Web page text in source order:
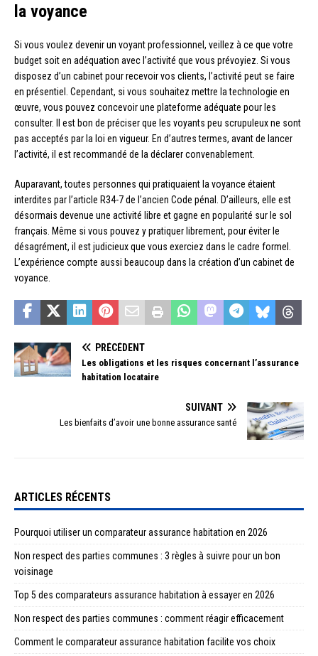
la voyance
Si vous voulez devenir un voyant professionnel, veillez à ce que votre
budget soit en adéquation avec l’activité que vous prévoyiez. Si vous
disposez d’un cabinet pour recevoir vos clients, l’activité peut se faire
en présentiel. Cependant, si vous souhaitez mettre la technologie en
œuvre, vous pouvez concevoir une plateforme adéquate pour les
consulter. Il est bon de préciser que les voyants peu scrupuleux ne sont
pas acceptés par la loi en vigueur. En d’autres termes, avant de lancer
l’activité, il est recommandé de la déclarer convenablement.
Auparavant, toutes personnes qui pratiquaient la voyance étaient
interdites par l’article R34-7 de l’ancien Code pénal. D’ailleurs, elle est
désormais devenue une activité libre et gagne en popularité sur le sol
français. Même si vous pouvez y pratiquer librement, pour éviter le
désagrément, il est judicieux que vous exerciez dans le cadre formel.
L’expérience compte aussi beaucoup dans la création d’un cabinet de
voyance.
PRÉCÉDENT
Les obligations et les risques concernant l’assurance
habitation locataire
SUIVANT
Les bienfaits d’avoir une bonne assurance santé
ARTICLES RÉCENTS
Pourquoi utiliser un comparateur assurance habitation en 2026
Non respect des parties communes : 3 règles à suivre pour un bon
voisinage
Top 5 des comparateurs assurance habitation à essayer en 2026
Non respect des parties communes : comment réagir efficacement
Comment le comparateur assurance habitation facilite vos choix